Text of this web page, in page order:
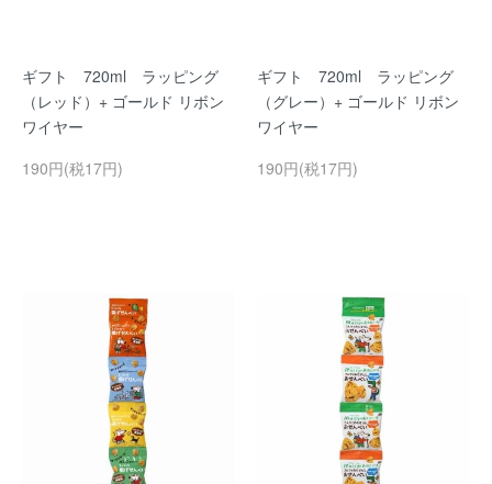
ギフト 720ml ラッピング
（レッド）+ ゴールド リボン
ワイヤー
190円(税17円)
ギフト 720ml ラッピング
（グレー）+ ゴールド リボン
ワイヤー
190円(税17円)